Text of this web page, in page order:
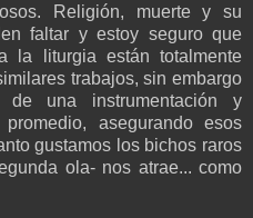
Religión, muerte y su
faltar y estoy seguro que
la liturgia están totalmente
trabajos, sin embargo
de una instrumentación y
asegurando esos
gustamos los bichos raros
ola- nos atrae... como